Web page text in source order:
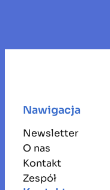
Nawigacja
Newsletter
O nas
Kontakt
Zespół